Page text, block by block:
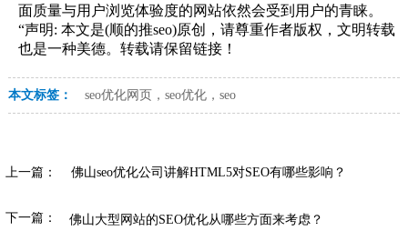
面质量与用户浏览体验度的网站依然会受到用户的青睐。
“声明: 本文是(顺的推seo)原创，请尊重作者版权，文明转载
也是一种美德。转载请保留链接！
本文标签： seo优化网页，seo优化，seo
上一篇： 佛山seo优化公司讲解HTML5对SEO有哪些影响？
下一篇： 佛山大型网站的SEO优化从哪些方面来考虑？